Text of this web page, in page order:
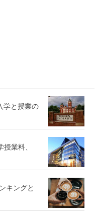
学と授業の
業料、
キングと